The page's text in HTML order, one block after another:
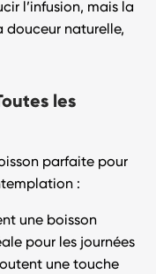
l’infusion, mais la
douceur naturelle,
les
parfaite pour
:
une boisson
pour les journées
une touche